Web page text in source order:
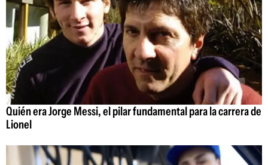
Quién era Jorge Messi, el pilar fundamental para la carrera de
Lionel